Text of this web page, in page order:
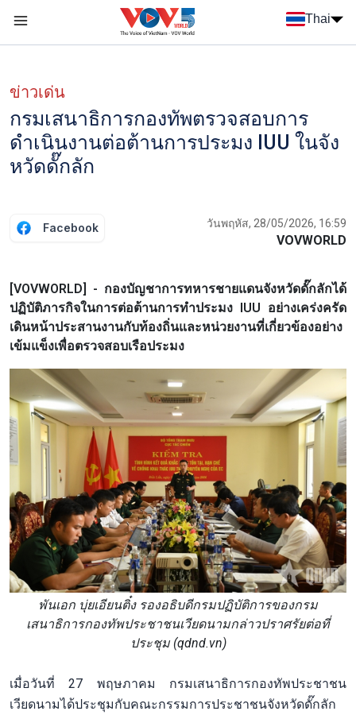
Thai
ข่าวเด่น
กรมเสนาธิการกองทัพตรวจสอบการ
ดำเนินงานต่อต้านการประมง IUU ในจัง
หวัดดั๊กลัก
Facebook วันพฤหัส, 28/05/2026, 16:59
VOVWORLD
[VOVWORLD] - กองบัญชาการทหารชายแดนจังหวัดดั๊กลักได้
ปฏิบัติภารกิจในการต่อต้านการทำประมง IUU อย่างเคร่งครัด
เดินหน้าประสานงานกับท้องถิ่นและหน่วยงานที่เกี่ยวข้องอย่าง
เข้มแข็งเพื่อตรวจสอบเรือประมง
พันเอก บุ่ยเอียนติ๋ง รองอธิบดีกรมปฏิบัติการของกรม
เสนาธิการกองทัพประชาชนเวียดนามกล่าวปราศรัยต่อที่
ประชุม (qdnd.vn)
เมื่อวันที่ 27 พฤษภาคม กรมเสนาธิการกองทัพประชาชน
เวียดนามได้ประชุมกับคณะกรรมการประชาชนจังหวัดดั๊กลัก